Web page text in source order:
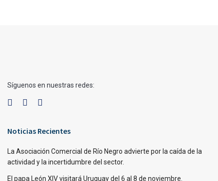
Síguenos en nuestras redes:
Noticias Recientes
La Asociación Comercial de Río Negro advierte por la caída de la
actividad y la incertidumbre del sector.
El papa León XIV visitará Uruguay del 6 al 8 de noviembre.